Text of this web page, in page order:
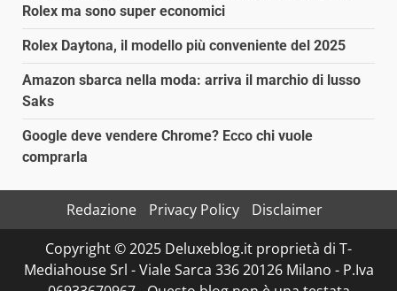
Rolex ma sono super economici
Rolex Daytona, il modello più conveniente del 2025
Amazon sbarca nella moda: arriva il marchio di lusso
Saks
Google deve vendere Chrome? Ecco chi vuole
comprarla
Redazione Privacy Policy
Disclaimer
Copyright © 2025 Deluxeblog.it proprietà di T-
Mediahouse Srl - Viale Sarca 336 20126 Milano - P.Iva